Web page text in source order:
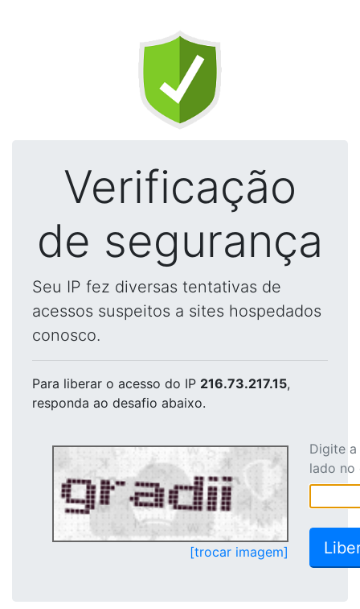
Verificação
de segurança
Seu IP fez diversas tentativas de
acessos suspeitos a sites hospedados
conosco.
Para liberar o acesso do IP 216.73.217.15,
responda ao desafio abaixo.
[trocar imagem]
Digite
lado no